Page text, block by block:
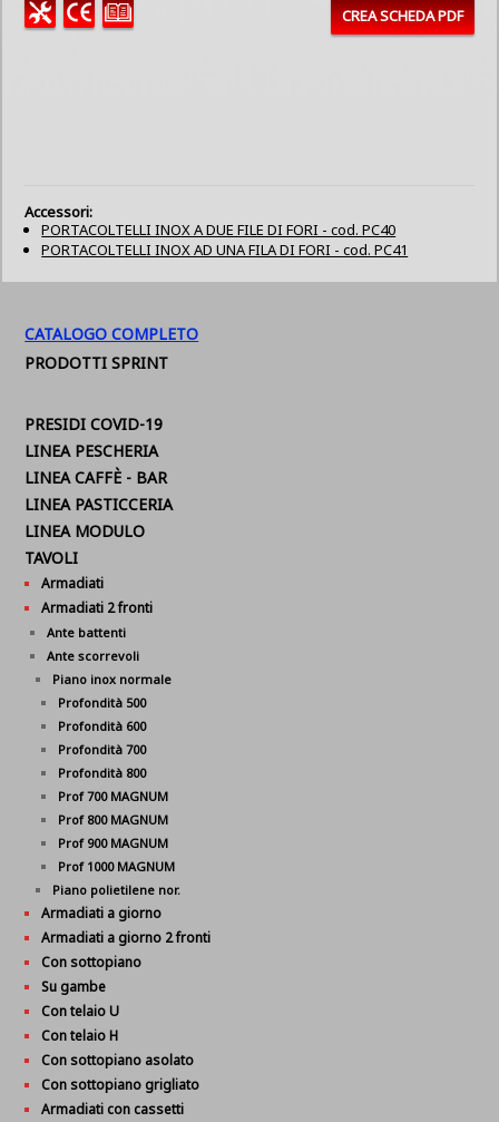
CREA SCHEDA PDF
Accessori:
PORTACOLTELLI INOX A DUE FILE DI FORI - cod. PC40
PORTACOLTELLI INOX AD UNA FILA DI FORI - cod. PC41
CATALOGO COMPLETO
PRODOTTI SPRINT
PRESIDI COVID-19
LINEA PESCHERIA
LINEA CAFFÈ - BAR
LINEA PASTICCERIA
LINEA MODULO
TAVOLI
Armadiati
Armadiati 2 fronti
Ante battenti
Ante scorrevoli
Piano inox normale
Profondità 500
Profondità 600
Profondità 700
Profondità 800
Prof 700 MAGNUM
Prof 800 MAGNUM
Prof 900 MAGNUM
Prof 1000 MAGNUM
Piano polietilene nor.
Armadiati a giorno
Armadiati a giorno 2 fronti
Con sottopiano
Su gambe
Con telaio U
Con telaio H
Con sottopiano asolato
Con sottopiano grigliato
Armadiati con cassetti